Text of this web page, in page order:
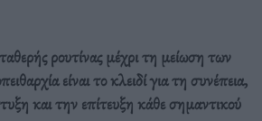
ρουτίνας μέχρι τη μείωση των
είναι το κλειδί για τη συνέπεια,
και την επίτευξη κάθε σημαντικού